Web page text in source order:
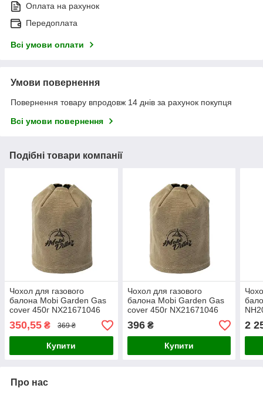
Оплата на рахунок
Передоплата
Всі умови оплати
Умови повернення
Повернення товару впродовж 14 днів за рахунок покупця
Всі умови повернення
Подібні товари компанії
Чохол для газового
балона Mobi Garden Gas
сover 450г NX21671046
khaki
350,55 ₴ 369 ₴
Купити
Чохол для газового
балона Mobi Garden Gas
сover 450г NX21671046
khaki
396₴
Купити
2
Про нас